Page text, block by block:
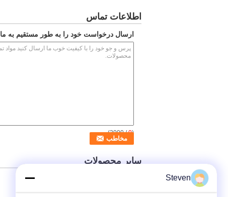
اطلاعات تماس
ارسال درخواست خود را به طور مستقیم به ما
(
0
/ 3000)
سایر محصولات
Steven